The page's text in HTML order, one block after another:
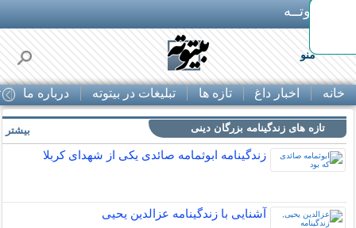
بـیتوتــه
منو
خانه اخبار داغ تازه ها تبلیغات در بیتوته درباره ما
تازه های زندگینامه بزرگان دینی
زندگینامه ابوثمامه صائدی یکی از شهدای کربلا
آشنایی با زندگینامه عزالدین یحیی
بیشتر